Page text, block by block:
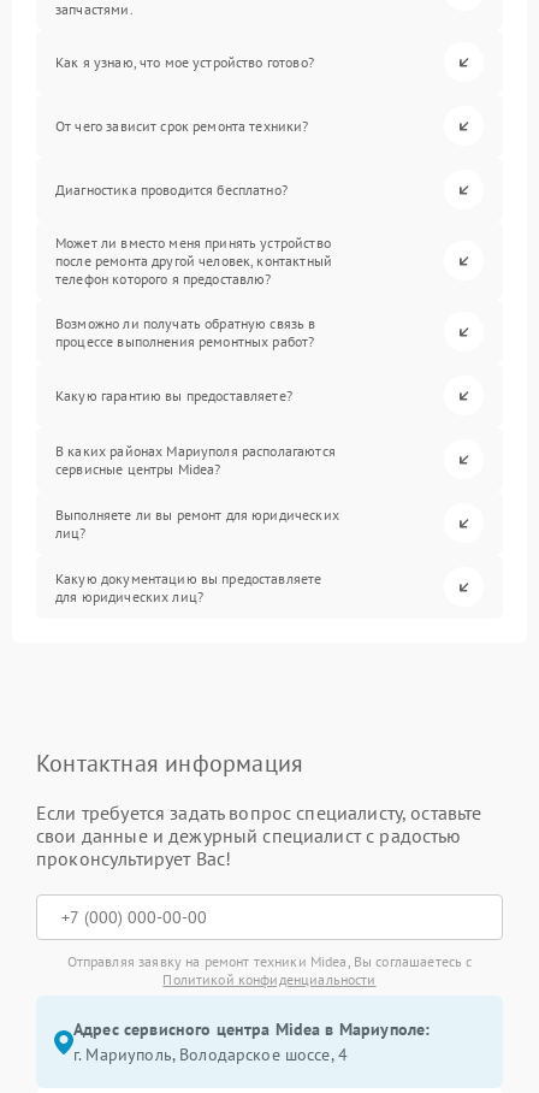
запчастями.
Как я узнаю, что мое устройство готово?
От чего зависит срок ремонта техники?
Диагностика проводится бесплатно?
Может ли вместо меня принять устройство
после ремонта другой человек, контактный
телефон которого я предоставлю?
Возможно ли получать обратную связь в
процессе выполнения ремонтных работ?
Какую гарантию вы предоставляете?
В каких районах Мариуполя располагаются
сервисные центры Midea?
Выполняете ли вы ремонт для юридических
лиц?
Какую документацию вы предоставляете
для юридических лиц?
Контактная информация
Если требуется задать вопрос специалисту, оставьте
свои данные и дежурный специалист с радостью
проконсультирует Вас!
Отправляя заявку на ремонт техники Midea, Вы соглашаетесь с
Политикой конфиденциальности
Адрес сервисного центра Midea в Мариуполе:
г. Мариуполь, Володарское шоссе, 4